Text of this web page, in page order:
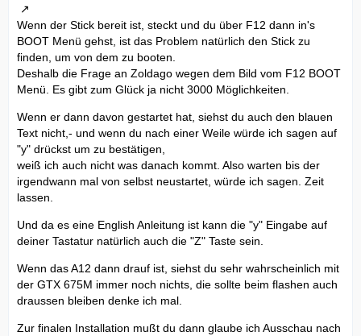
Wenn der Stick bereit ist, steckt und du über F12 dann in's
BOOT Menü gehst, ist das Problem natürlich den Stick zu
finden, um von dem zu booten.
Deshalb die Frage an Zoldago wegen dem Bild vom F12 BOOT
Menü. Es gibt zum Glück ja nicht 3000 Möglichkeiten.
Wenn er dann davon gestartet hat, siehst du auch den blauen
Text nicht,- und wenn du nach einer Weile würde ich sagen auf
"y" drückst um zu bestätigen,
weiß ich auch nicht was danach kommt. Also warten bis der
irgendwann mal von selbst neustartet, würde ich sagen. Zeit
lassen.
Und da es eine English Anleitung ist kann die "y" Eingabe auf
deiner Tastatur natürlich auch die "Z" Taste sein.
Wenn das A12 dann drauf ist, siehst du sehr wahrscheinlich mit
der GTX 675M immer noch nichts, die sollte beim flashen auch
draussen bleiben denke ich mal.
Zur finalen Installation mußt du dann glaube ich Ausschau nach